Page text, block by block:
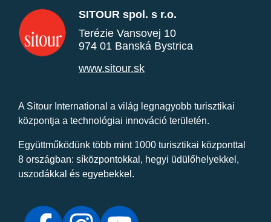
SITOUR spol. s r.o.
Terézie Vansovej 10
974 01 Banská Bystrica
www.sitour.sk
A Sitour International a világ legnagyobb turisztikai
központja a technológiai innováció területén.
Együttműködünk több mint 1000 turisztikai központtal
8 országban: síközpontokkal, hegyi üdülőhelyekkel,
uszodákkal és egyebekkel.